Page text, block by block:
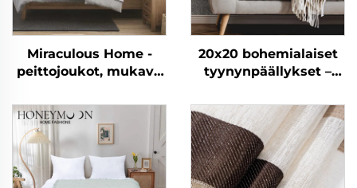
Miraculous Home -
peittojoukot, mukava
20x20 bohemialaiset
tyynynpäällykset –
raitapatteri jokaiseen
tilaan